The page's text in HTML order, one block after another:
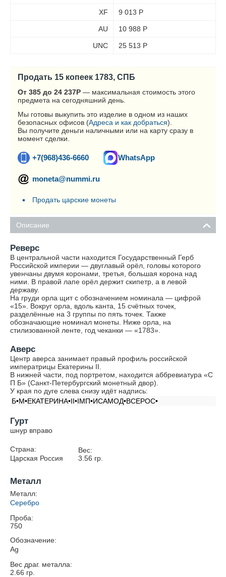
XF 9 013 Р
AU 10 988 Р
UNC 25 513 Р
Продать 15 копеек 1783, СПБ
От 385 до 24 237Р — максимальная стоимость этого
предмета на сегодняшний день.
Мы готовы выкупить это изделие в одном из наших
безопасных офисов (Адреса и как добраться).
Вы получите деньги наличными или на карту сразу в
момент сделки.
+7(968)436-6660 WhatsApp
moneta@nummi.ru
Продать царские монеты
Описание
Реверс
В центральной части находится Государственный Герб
Российской империи — двуглавый орёл, головы которого
увенчаны двумя коронами, третья, большая корона над
ними. В правой лапе орёл держит скипетр, а в левой
державу.
На груди орла щит с обозначением номинала — цифрой
«15». Вокруг орла, вдоль канта, 15 счётных точек,
разделённые на 3 группы по пять точек. Также
обозначающие номинал монеты. Ниже орла, на
стилизованной ленте, год чеканки — «1783».
Аверс
Центр аверса занимает правый профиль российской
императрицы Екатерины II.
В нижней части, под портретом, находится аббревиатура «С
П Б» (Санкт-Петербургский монетный двор).
У края по дуге слева снизу идёт надпись:
Б•М•ЕКАТЕРИНА•II•IМП•ИСАМОД•ВСЕРОС•
Гурт
шнур вправо
Страна:
Царская Россия
Вес:
3.56 гр.
Металл
Металл:
Серебро
Проба:
750
Обозначение:
Ag
Вес драг. металла:
2.66 гр.